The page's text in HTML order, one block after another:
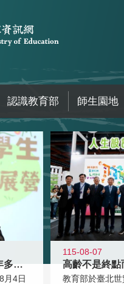
認識教育部 師生園地
跨越限制，探索潛能！115年多元潛
月4日
115-08-07
教育部於臺北